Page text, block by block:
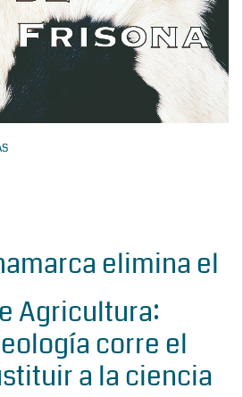
elimina el
Agricultura:
corre el
a la ciencia